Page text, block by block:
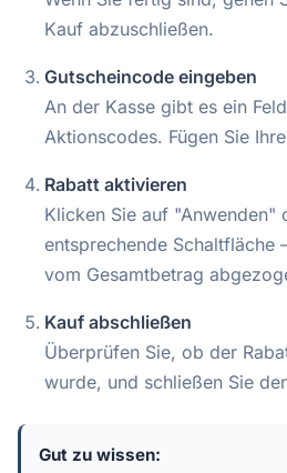
Kauf abzuschließen.
Gutscheincode eingeben
An der Kasse gibt es ein
Aktionscodes. Fügen Sie
Rabatt aktivieren
Klicken Sie auf "Anwenden"
entsprechende Schaltfläche
vom Gesamtbetrag
Kauf abschließen
Überprüfen Sie, ob der
wurde, und schließen Sie
Gut zu wissen: